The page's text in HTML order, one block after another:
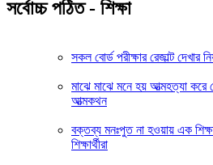
সর্বোচ্চ পঠিত - শিক্ষা
সকল বোর্ড পরীক্ষার রেজাল্ট দেখার
মাঝে মাঝে মনে হয় আত্মহত্যা করে
আত্মকথন
বক্তব্য মনঃপুত না হওয়ায় এক
শিক্ষার্থীরা